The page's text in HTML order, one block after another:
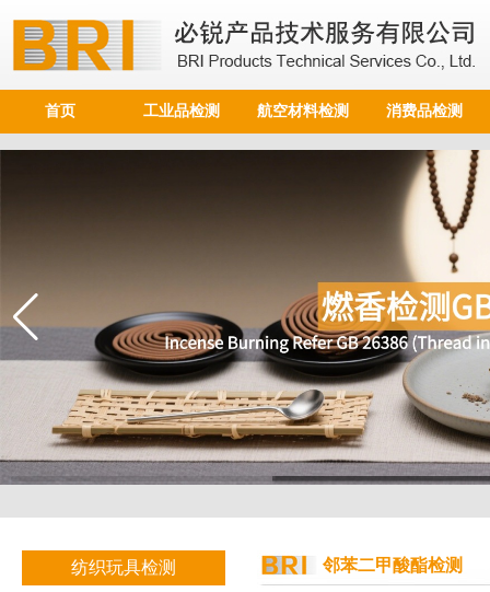
首页 工业品检测 航空材料检测 消费品检测
纺织玩具检测 邻苯二甲酸酯检测